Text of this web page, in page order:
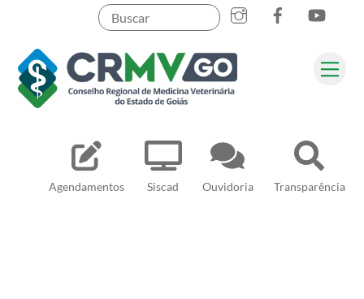
content
Agendamentos Siscad Ouvidoria Transparência
Pesquisar